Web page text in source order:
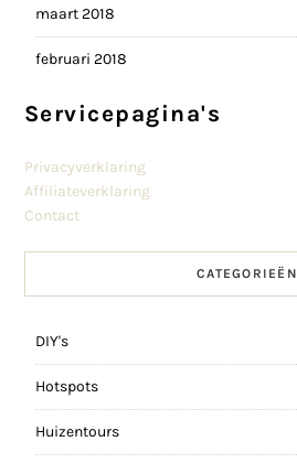
maart 2018
februari 2018
Servicepagina's
Privacyverklaring
Affiliateverklaring
Contact
CATEGORIEËN
DIY's
Hotspots
Huizentours